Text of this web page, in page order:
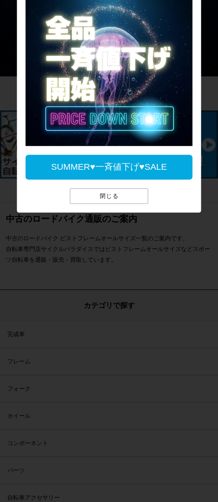
SUMMER♥一斉値下げ♥SALE
閉じる
サイパラのお買取サービス
中古のロードバイク通販のご案内
中古のロードバイク ピストフレームオールサイズ一覧のご案内です。
自転車専門店サイクルパラダイスではピストフレームオールサイズなどスポー
ツ自転車を通販・販売・買取しています。
カテゴリで探す
完成車
フレーム
フォーク
ホイール
コンポーネント
パーツ
自転車アクセサリー